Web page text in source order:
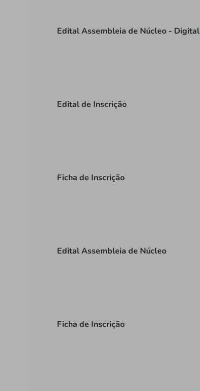
Edital Assembleia de Núcleo - Digital
Edital de Inscrição
Ficha de Inscrição
Edital Assembleia de Núcleo
Ficha de Inscrição